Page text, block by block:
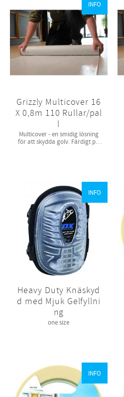
Grizzly Multicover 16
X 0,8m 110 Rullar/pal
l
​Multicover - en smidig lösning
för att skydda golv. Färdigt på
INFO
Heavy Duty Knäskyd
d med Mjuk Gelfyllni
ng
one size
INFO
INFO